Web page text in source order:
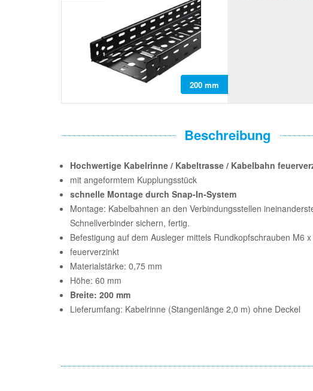
200 mm
Beschreibung
Hochwertige Kabelrinne / Kabeltrasse / Kabelbahn
mit angeformtem Kupplungsstück
schnelle Montage durch Snap-In-System
Montage: Kabelbahnen an den Verbindungsstellen
Schnellverbinder sichern, fertig.
Befestigung auf dem Ausleger mittels Rundkopfschrauben M6
feuerverzinkt
Materialstärke: 0,75 mm
Höhe: 60 mm
Breite: 200 mm
Lieferumfang: Kabelrinne (Stangenlänge 2,0 m) ohne Deckel